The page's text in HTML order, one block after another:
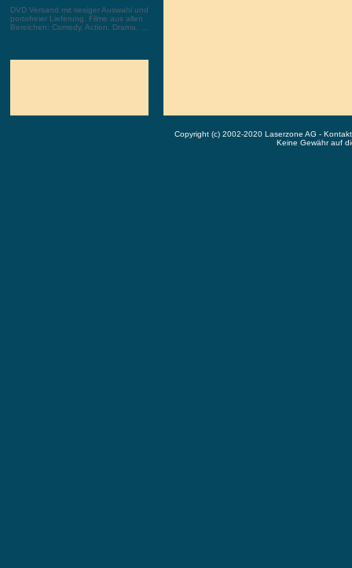
DVD Versand mit riesiger Auswahl und
portofreier Lieferung. Filme aus allen
Bereichen: Comedy, Action, Drama, ...
Copyright (c) 2002-2020 Laserzone AG -
Keine Gewähr auf